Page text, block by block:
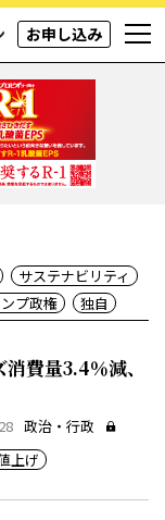
お申し込み
サステナビリティ
ンプ政権 独自
費量3.4％減、
政治・行政
上げ